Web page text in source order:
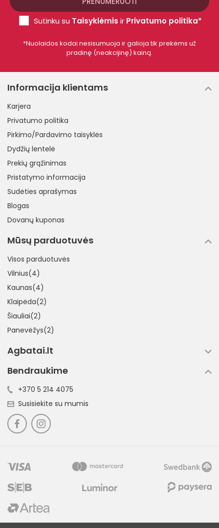
Sutinku su Taisyklėmis ir Privatumo politika*
*Nuolaidos kodai nesisumuoja ir galioja tik prekėms už
pradinę (neakcijinę) kainą.
Informacija klientams
Karjera
Privatumo politika
Pirkimo/Pardavimo taisyklės
Dydžių lentelė
Prekių grąžinimas
Pristatymo informacija
Sudėties aprašymas
Blogas
Dovanų kuponas
Mūsų parduotuvės
Visos parduotuvės
Vilnius(4)
Kaunas(4)
Klaipėda(2)
Šiauliai(2)
Panevėžys(2)
Agbatai.lt
Bendraukime
+370 5 214 4075
Susisiekite su mumis